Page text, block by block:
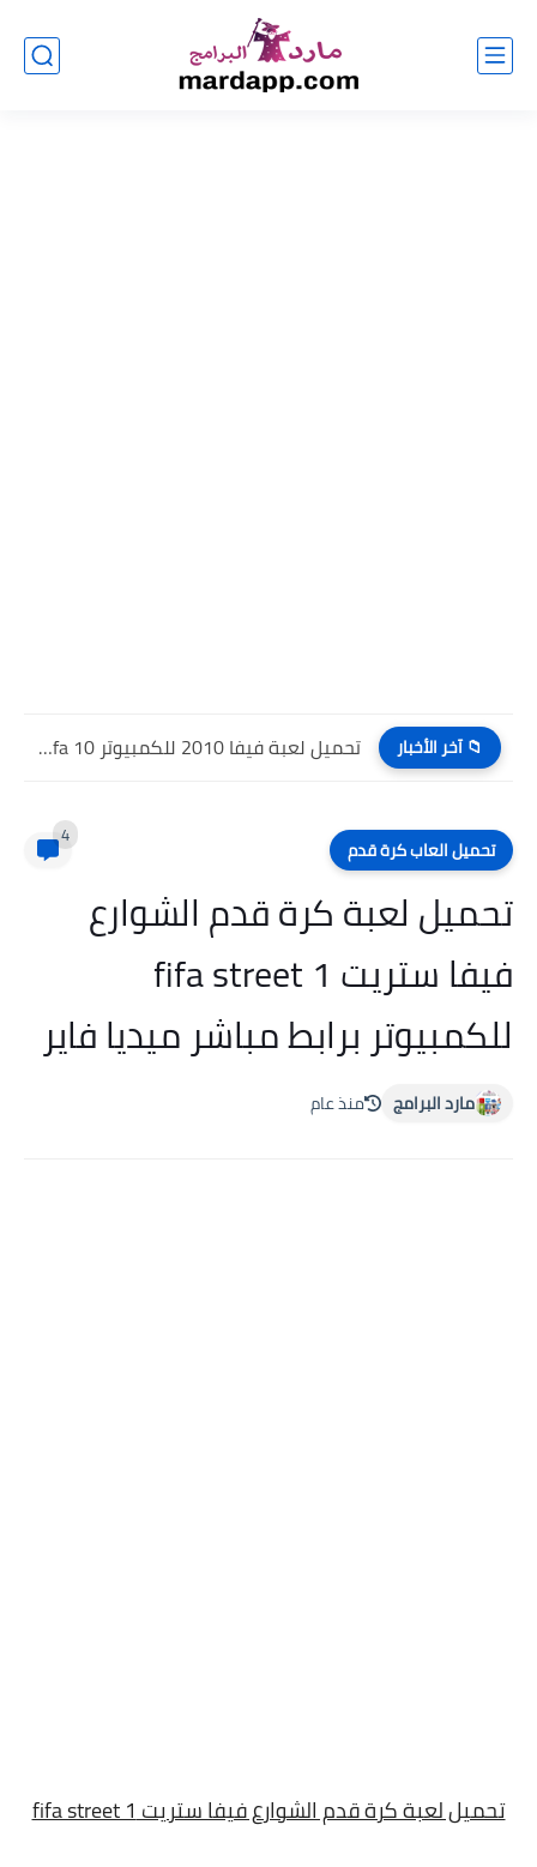
📁 آخر الأخبار تحميل لعبة فيفا 2010 للكمبيوتر Fifa 10 للاندرويد برابط...
تحميل العاب كرة قدم 4
تحميل لعبة كرة قدم الشوارع
فيفا ستريت fifa street 1
للكمبيوتر برابط مباشر ميديا فاير
مارد البرامج منذ عام
تحميل لعبة كرة قدم الشوارع فيفا ستريت fifa street 1